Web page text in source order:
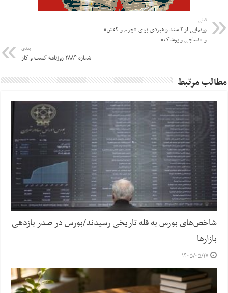
قبلی
رونمایی از ۲ سند راهبردی برای «چرم و کفش»
و «نساجی و پوشاک»
بعدی
شماره ۲۸۸۴ روزنامه کسب و کار
مطالب مرتبط
شاخص‌های بورس به قله تاریخی رسیدند/بورس در صدر بازدهی
بازارها
۱۴۰۵/۰۵/۱۷